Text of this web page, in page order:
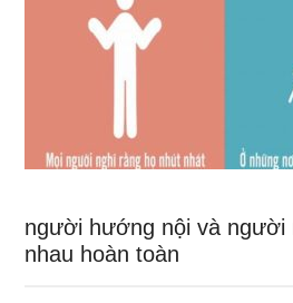
người hướng nội và người
nhau hoàn toàn